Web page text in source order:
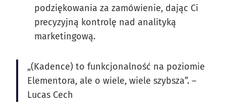
podziękowania za zamówienie, dając Ci
precyzyjną kontrolę nad analityką
marketingową.
„(Kadence) to funkcjonalność na poziomie
Elementora, ale o wiele, wiele szybsza”. –
Lucas Cech